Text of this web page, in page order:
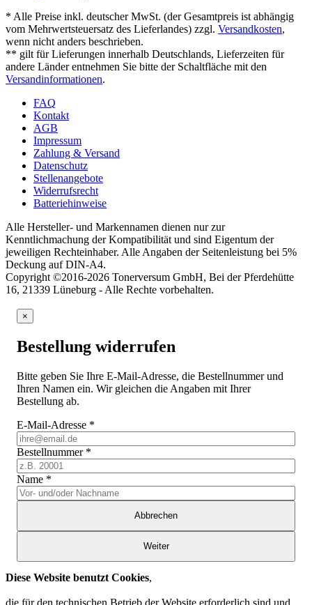
* Alle Preise inkl. deutscher MwSt. (der Gesamtpreis ist abhängig
vom Mehrwertsteuersatz des Lieferlandes) zzgl. Versandkosten,
wenn nicht anders beschrieben.
** gilt für Lieferungen innerhalb Deutschlands, Lieferzeiten für
andere Länder entnehmen Sie bitte der Schaltfläche mit den
Versandinformationen.
FAQ
Kontakt
AGB
Impressum
Zahlung & Versand
Datenschutz
Stellenangebote
Widerrufsrecht
Batteriehinweise
Alle Hersteller- und Markennamen dienen nur zur
Kenntlichmachung der Kompatibilität und sind Eigentum der
jeweiligen Rechteinhaber. Alle Angaben der Seitenleistung bei 5%
Deckung auf DIN-A4.
Copyright ©2016-2026 Tonerversum GmbH, Bei der Pferdehütte
16, 21339 Lüneburg - Alle Rechte vorbehalten.
×
Bestellung widerrufen
Bitte geben Sie Ihre E-Mail-Adresse, die Bestellnummer und
Ihren Namen ein. Wir gleichen die Angaben mit Ihrer
Bestellung ab.
E-Mail-Adresse *
Bestellnummer *
Name *
Abbrechen
Weiter
Diese Website benutzt Cookies,
die für den technischen Betrieb der Website erforderlich sind und